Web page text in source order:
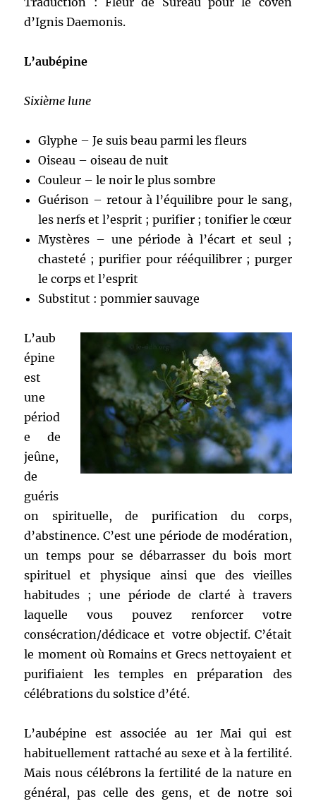
d’Ignis Daemonis.
L’aubépine
Sixième lune
Glyphe – Je suis beau parmi les fleurs
Oiseau – oiseau de nuit
Couleur – le noir le plus sombre
Guérison – retour à l’équilibre pour le sang,
les nerfs et l’esprit ; purifier ; tonifier le cœur
Mystères – une période à l’écart et seul ;
chasteté ; purifier pour rééquilibrer ; purger
le corps et l’esprit
Substitut : pommier sauvage
L’aub
épine
est
une
périod
e de
jeûne,
de
guéris
on spirituelle, de purification du corps,
d’abstinence. C’est une période de modération,
un temps pour se débarrasser du bois mort
spirituel et physique ainsi que des vieilles
habitudes ; une période de clarté à travers
laquelle vous pouvez renforcer votre
consécration/dédicace et votre objectif. C’était
le moment où Romains et Grecs nettoyaient et
purifiaient les temples en préparation des
célébrations du solstice d’été.
L’aubépine est associée au 1er Mai qui est
habituellement rattaché au sexe et à la fertilité.
Mais nous célébrons la fertilité de la nature en
général, pas celle des gens, et de notre soi